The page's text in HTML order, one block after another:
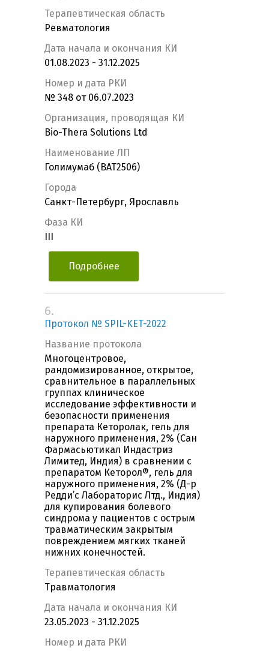
Терапевтическая область
Ревматология
Дата начала и окончания КИ
01.08.2023 - 31.12.2025
Номер и дата РКИ
№ 348 от 06.07.2023
Организация, проводящая КИ
Bio-Thera Solutions Ltd
Наименование ЛП
Голимумаб (BAT2506)
Города
Санкт-Петербург, Ярославль
Фаза КИ
Подробнее
6.
Протокол № SPIL-KET-2022
Название протокола
Многоцентровое,
рандомизированное, открытое,
сравнительное в параллельных
группах клиническое
исследование эффективности и
безопасности применения
препарата Кеторолак, гель для
наружного применения, 2% (Сан
Фармасьютикал Индастриз
Лимитед, Индия) в сравнении с
препаратом Кеторол®, гель для
наружного применения, 2% (Д-р
Редди’с Лабораторис Лтд., Индия)
для купирования болевого
синдрома у пациентов с острым
травматическим закрытым
повреждением мягких тканей
нижних конечностей.
Терапевтическая область
Травматология
Дата начала и окончания КИ
23.05.2023 - 31.12.2025
Номер и дата РКИ